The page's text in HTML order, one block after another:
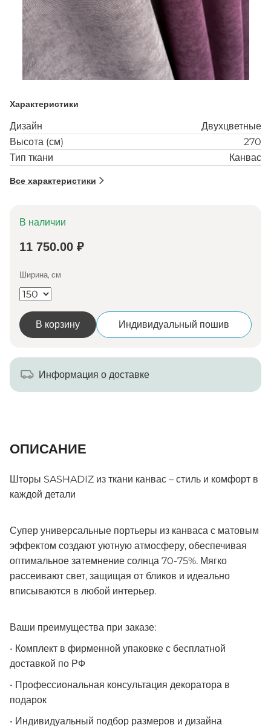
Характеристики
Дизайн
Двухцветные
Высота (см)
270
Тип ткани
Канвас
Все характеристики
В наличии
11 750.00 ₽
Ширина, см
В корзину Индивидуальный пошив
Информация о доставке
ОПИСАНИЕ
Шторы SASHADIZ из ткани канвас – стиль и комфорт в
каждой детали
Супер универсальные портьеры из канваса с матовым
эффектом создают уютную атмосферу, обеспечивая
оптимальное затемнение солнца 70-75%. Мягко
рассеивают свет, защищая от бликов и идеально
вписываются в любой интерьер.
Ваши преимущества при заказе:
• Комплект в фирменной упаковке с бесплатной
доставкой по РФ
• Профессиональная консультация декоратора в
подарок
• Индивидуальный подбор размеров и дизайна